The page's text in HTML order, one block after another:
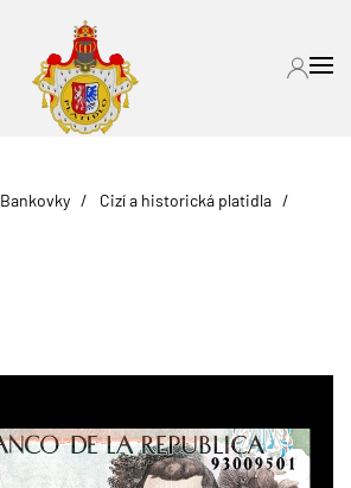
Bankovky
Cizí a historická platidla